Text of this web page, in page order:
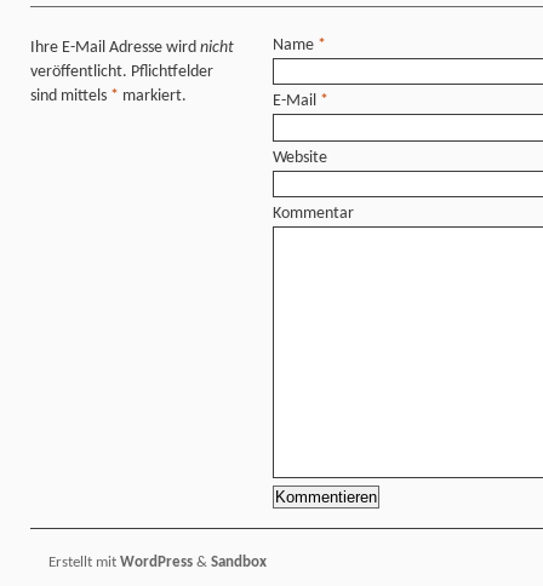
Ihre E-Mail Adresse wird nicht
veröffentlicht. Pflichtfelder
sind mittels * markiert.
Name *
E-Mail *
Website
Kommentar
Erstellt mit WordPress & Sandbox